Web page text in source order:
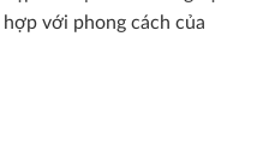
với phong cách của